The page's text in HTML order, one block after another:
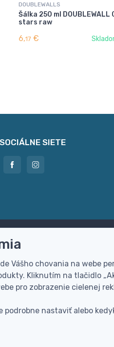
DOUBLEWALLS
Šálka 250 ml DOUBLEWALL
stars raw
6,17 €
SOCIÁLNE SIETE
prevodom alebo na dobierku
Vášho chovania na webe
Kliknutím na tlačidlo
pro zobrazenie cielenej
podrobne nastaviť alebo